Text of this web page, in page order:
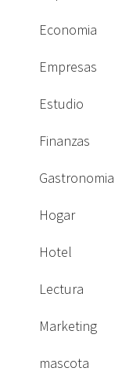
Economia
Empresas
Estudio
Finanzas
Gastronomia
Hogar
Hotel
Lectura
Marketing
mascota